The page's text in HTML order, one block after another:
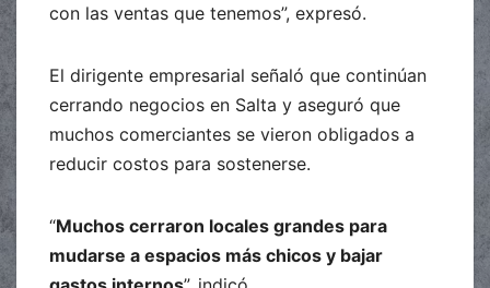
con las ventas que tenemos”, expresó.
El dirigente empresarial señaló que continúan
cerrando negocios en Salta y aseguró que
muchos comerciantes se vieron obligados a
reducir costos para sostenerse.
“Muchos cerraron locales grandes para
mudarse a espacios más chicos y bajar